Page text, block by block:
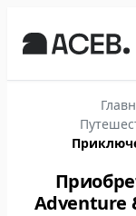
Adventure